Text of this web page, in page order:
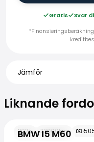
Gratis Svar
Jämför
Liknande
BMW I5 M60
2025
23000km